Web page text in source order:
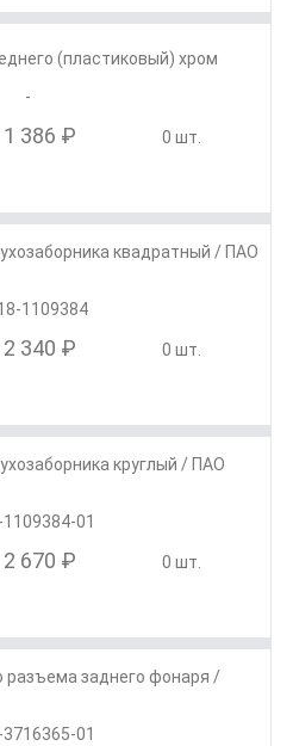
(пластиковый) хром
-
1 386 ₽ 0 шт.
квадратный / ПАО
1109384
2 340 ₽ 0 шт.
круглый / ПАО
01
2 670 ₽ 0 шт.
разъема заднего фонаря /
01